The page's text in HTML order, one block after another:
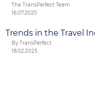
The TransPerfect Team
16.07.2025
Trends in the Travel
By TransPerfect
18.02.2025